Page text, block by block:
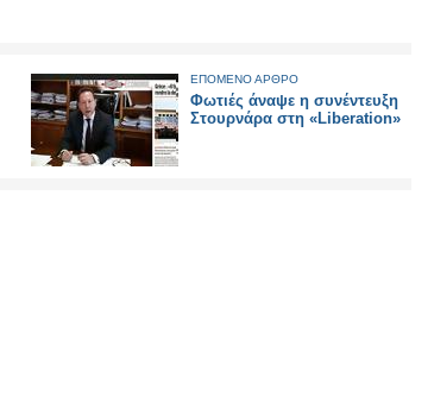
ΕΠΟΜΕΝΟ ΑΡΘΡΟ
Φωτιές άναψε η συνέντευξη
Στουρνάρα στη «Liberation»